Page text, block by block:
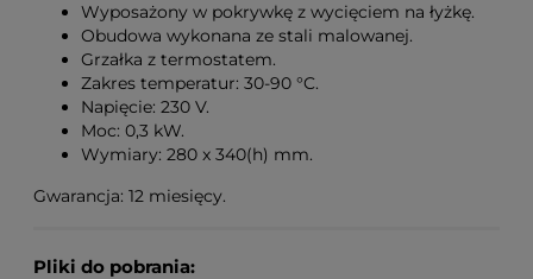
Wyposażony w pokrywkę z wycięciem na łyżkę.
Obudowa wykonana ze stali malowanej.
Grzałka z termostatem.
Zakres temperatur: 30-90 °C.
Napięcie: 230 V.
Moc: 0,3 kW.
Wymiary: 280 x 340(h) mm.
Gwarancja: 12 miesięcy.
Pliki do pobrania: